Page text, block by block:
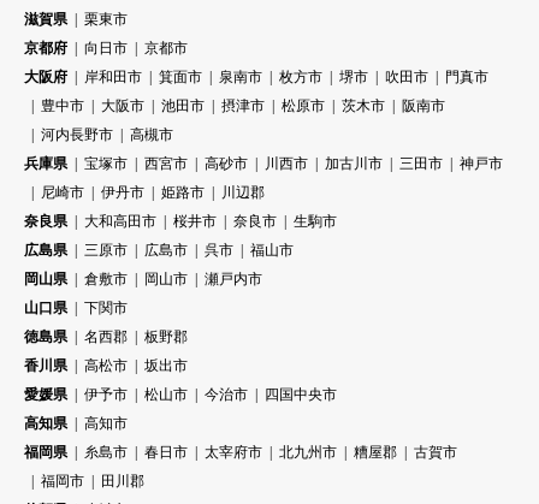
滋賀県
栗東市
京都府
向日市
京都市
大阪府
岸和田市 箕面市 泉南市 枚方市 堺市 吹田市
門真市
豊中市
大阪市 池田市 摂津市 松原市 茨木市
阪南市
河内長野市
高槻市
兵庫県
宝塚市 西宮市 高砂市 川西市 加古川市 三田市
神戸市
尼崎市
伊丹市 姫路市
川辺郡
奈良県
大和高田市 桜井市 奈良市
生駒市
広島県
三原市 広島市 呉市
福山市
岡山県
倉敷市 岡山市
瀬戸内市
山口県
下関市
徳島県
名西郡
板野郡
香川県
高松市
坂出市
愛媛県
伊予市 松山市 今治市
四国中央市
高知県
高知市
福岡県
糸島市 春日市 太宰府市 北九州市 糟屋郡
古賀市
福岡市
田川郡